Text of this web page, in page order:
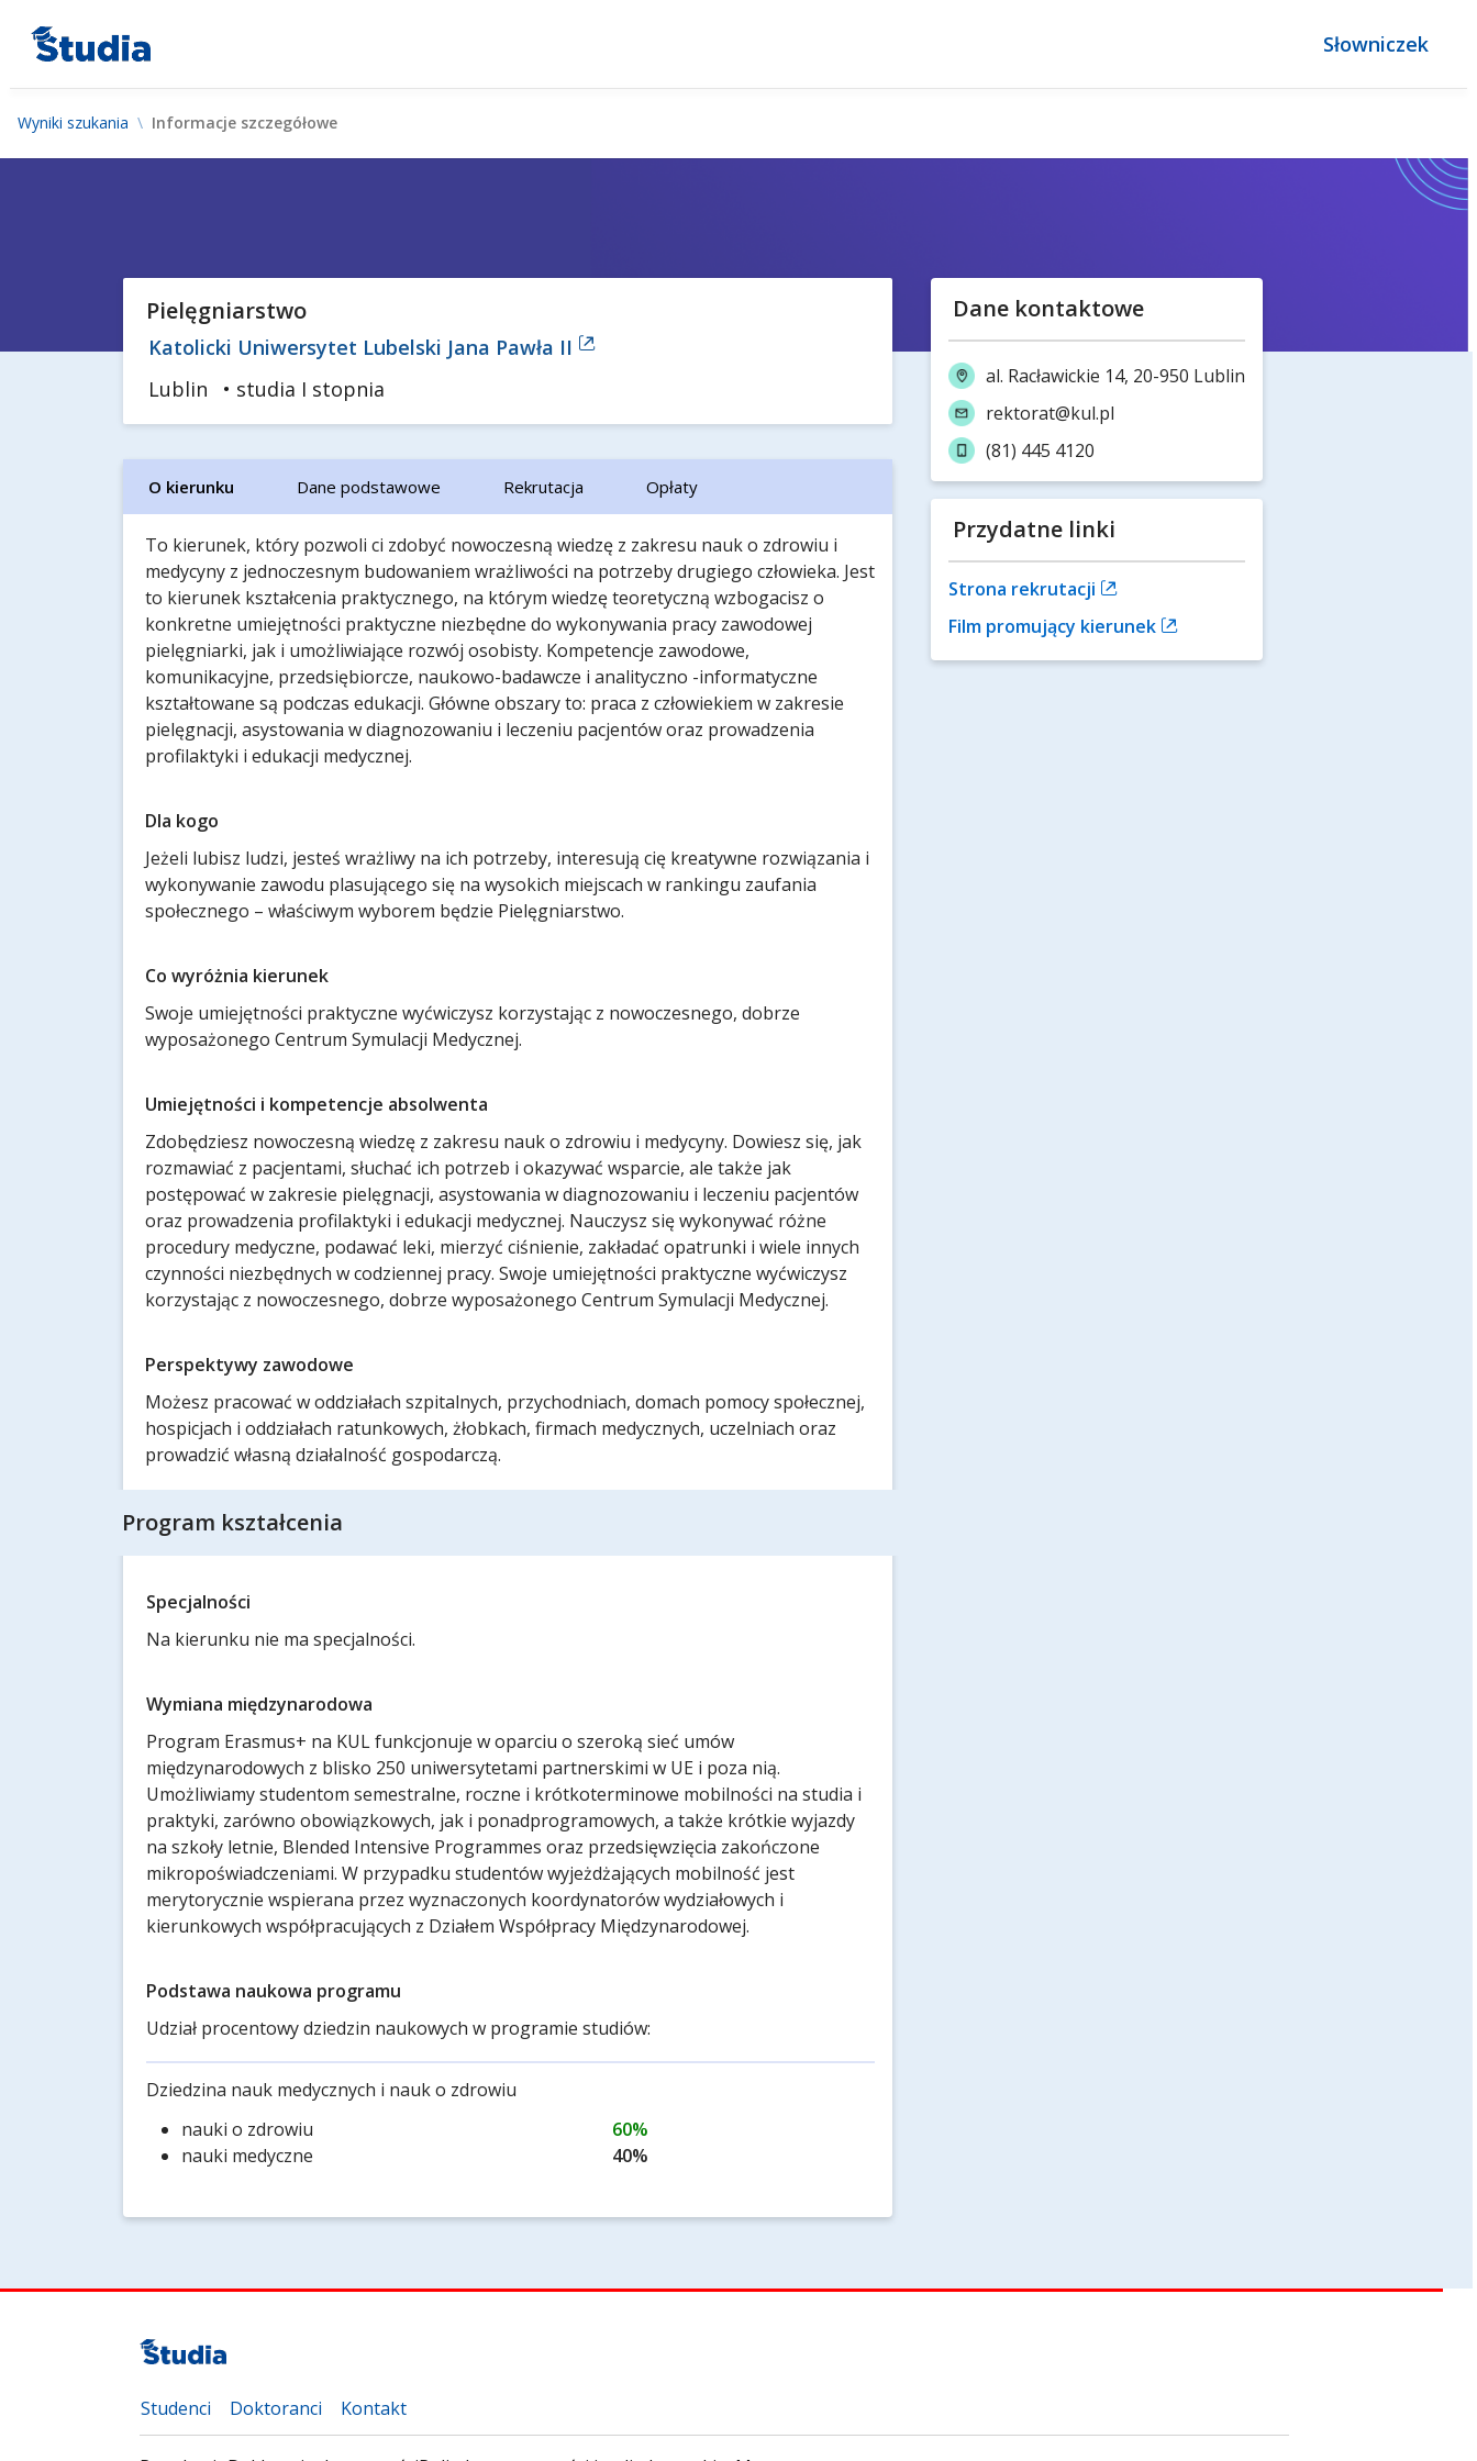
Słowniczek
Wyniki szukania Informacje szczegółowe
Pielęgniarstwo
Katolicki Uniwersytet Lubelski Jana Pawła II
Lublin
• studia I stopnia
O kierunku Dane podstawowe Rekrutacja Opłaty
To kierunek, który pozwoli ci zdobyć nowoczesną wiedzę z zakresu nauk o zdrowiu i
medycyny z jednoczesnym budowaniem wrażliwości na potrzeby drugiego człowieka. Jest
to kierunek kształcenia praktycznego, na którym wiedzę teoretyczną wzbogacisz o
konkretne umiejętności praktyczne niezbędne do wykonywania pracy zawodowej
pielęgniarki, jak i umożliwiające rozwój osobisty. Kompetencje zawodowe,
komunikacyjne, przedsiębiorcze, naukowo-badawcze i analityczno -informatyczne
kształtowane są podczas edukacji. Główne obszary to: praca z człowiekiem w zakresie
pielęgnacji, asystowania w diagnozowaniu i leczeniu pacjentów oraz prowadzenia
profilaktyki i edukacji medycznej.
Dla kogo
Jeżeli lubisz ludzi, jesteś wrażliwy na ich potrzeby, interesują cię kreatywne rozwiązania i
wykonywanie zawodu plasującego się na wysokich miejscach w rankingu zaufania
społecznego – właściwym wyborem będzie Pielęgniarstwo.
Co wyróżnia kierunek
Swoje umiejętności praktyczne wyćwiczysz korzystając z nowoczesnego, dobrze
wyposażonego Centrum Symulacji Medycznej.
Umiejętności i kompetencje absolwenta
Zdobędziesz nowoczesną wiedzę z zakresu nauk o zdrowiu i medycyny. Dowiesz się, jak
rozmawiać z pacjentami, słuchać ich potrzeb i okazywać wsparcie, ale także jak
postępować w zakresie pielęgnacji, asystowania w diagnozowaniu i leczeniu pacjentów
oraz prowadzenia profilaktyki i edukacji medycznej. Nauczysz się wykonywać różne
procedury medyczne, podawać leki, mierzyć ciśnienie, zakładać opatrunki i wiele innych
czynności niezbędnych w codziennej pracy. Swoje umiejętności praktyczne wyćwiczysz
korzystając z nowoczesnego, dobrze wyposażonego Centrum Symulacji Medycznej.
Perspektywy zawodowe
Możesz pracować w oddziałach szpitalnych, przychodniach, domach pomocy społecznej,
hospicjach i oddziałach ratunkowych, żłobkach, firmach medycznych, uczelniach oraz
prowadzić własną działalność gospodarczą.
Program kształcenia
Specjalności
Na kierunku nie ma specjalności.
Wymiana międzynarodowa
Program Erasmus+ na KUL funkcjonuje w oparciu o szeroką sieć umów
międzynarodowych z blisko 250 uniwersytetami partnerskimi w UE i poza nią.
Umożliwiamy studentom semestralne, roczne i krótkoterminowe mobilności na studia i
praktyki, zarówno obowiązkowych, jak i ponadprogramowych, a także krótkie wyjazdy
na szkoły letnie, Blended Intensive Programmes oraz przedsięwzięcia zakończone
mikropoświadczeniami. W przypadku studentów wyjeżdżających mobilność jest
merytorycznie wspierana przez wyznaczonych koordynatorów wydziałowych i
kierunkowych współpracujących z Działem Współpracy Międzynarodowej.
Podstawa naukowa programu
Udział procentowy dziedzin naukowych w programie studiów:
Dziedzina nauk medycznych i nauk o zdrowiu
nauki o zdrowiu
60%
nauki medyczne
40%
Dane kontaktowe
al. Racławickie 14, 20-950 Lublin
rektorat@kul.pl
(81) 445 4120
Przydatne linki
Strona rekrutacji
Film promujący kierunek
Studenci Doktoranci Kontakt